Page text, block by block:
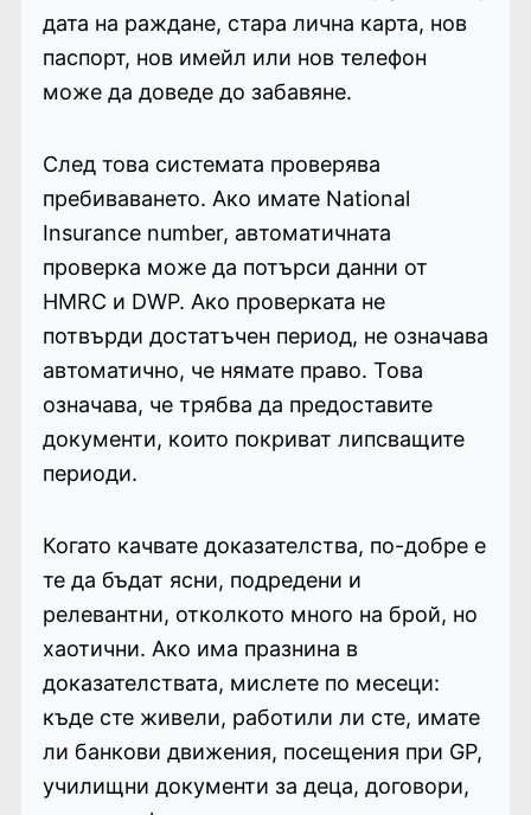
дата на раждане, стара лична карта, нов
паспорт, нов имейл или нов телефон
може да доведе до забавяне.
След това системата проверява
пребиваването. Ако имате National
Insurance number, автоматичната
проверка може да потърси данни от
HMRC и DWP. Ако проверката не
потвърди достатъчен период, не означава
автоматично, че нямате право. Това
означава, че трябва да предоставите
документи, които покриват липсващите
периоди.
Когато качвате доказателства, по-добре е
те да бъдат ясни, подредени и
релевантни, отколкото много на брой, но
хаотични. Ако има празнина в
доказателствата, мислете по месеци:
къде сте живели, работили ли сте, имате
ли банкови движения, посещения при GP,
училищни документи за деца, договори,